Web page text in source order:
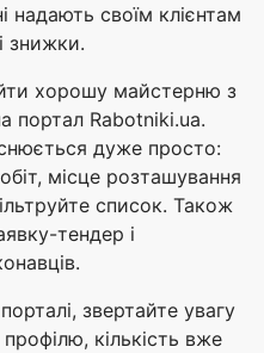
надають своїм клієнтам
знижки.
хорошу майстерню з
портал Rabotniki.ua.
дуже просто:
місце розташування
список. Також
тендер і
звертайте увагу
профілю, кількість вже